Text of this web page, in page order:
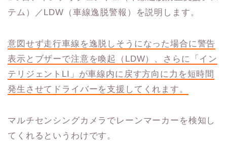
テム）／LDW（車線逸脱警報）を説明します。
意図せず走行車線を逸脱しそうになった場合に警告
表示とブザーで注意を喚起（ LDW）、さらに「イン
テリジェント LI 」が車線内に戻す方向に力を短時間
発生させてドライバーを支援してくれます。
マルチセンシングカメラでレーンマーカーを検知し
てくれるというわけです。